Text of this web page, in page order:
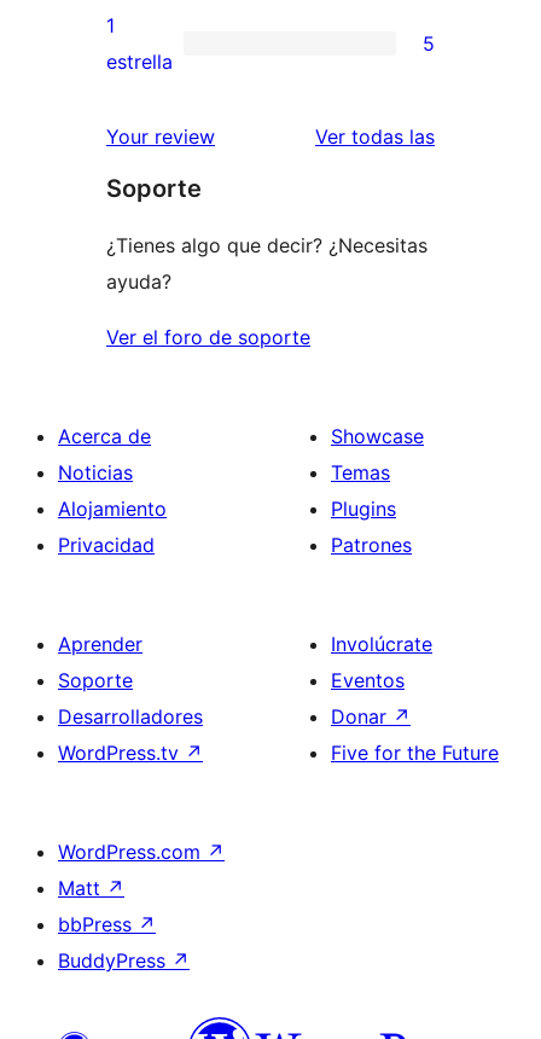
3
estrellas
valoraciones
de
estrellas
5
de
estrellas
1
estrella
5
Your review Ver todas lasreseñas
Soporte
¿Tienes algo que decir? ¿Necesitas
ayuda?
Ver el foro de soporte
Acerca de
Noticias
Alojamiento
Privacidad
Showcase
Temas
Plugins
Patrones
Aprender
Soporte
Desarrolladores
WordPress.tv ↗
Involúcrate
Eventos
Donar ↗
Five for the Future
WordPress.com ↗
Matt ↗
bbPress ↗
BuddyPress ↗